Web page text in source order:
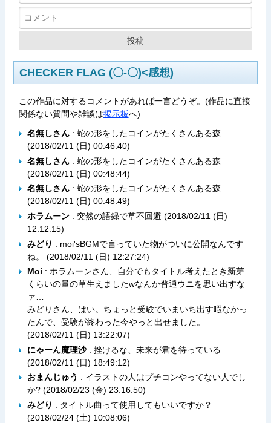
CHECKER FLAG (〇-〇)<感想)
この作品に対するコメントがあれば一言どうぞ。(作品に直接
関係ない質問や雑談は掲示板へ)
名無しさん: 蛇の形をしたコインがたくさんある森
(2018/02/11 (日) 00:46:40)
名無しさん: 蛇の形をしたコインがたくさんある森
(2018/02/11 (日) 00:48:44)
名無しさん: 蛇の形をしたコインがたくさんある森
(2018/02/11 (日) 00:48:49)
ホラムーン: 突然の語録で草不回避 (2018/02/11 (日)
12:12:15)
みどり : moi'sBGMで言っていた物がついに公開なんです
ね。 (2018/02/11 (日) 12:27:24)
Moi : ホラムーンさん、自分でもタイトル考えたとき新芽
くらいの量の草生えましたwなんか普通ウニを思い出すな
ァ…
みどりさん、はい。ちょっと受験でいまいち出す暇なかっ
たんで、受験が終わった今やっと出せました。
(2018/02/11 (日) 13:22:07)
にゃーん魔理沙: 挫けるな、未来が君を待っている
(2018/02/11 (日) 18:49:12)
おまんじゅう : イラストの人はプチコンやってない人でし
か? (2018/02/23 (金) 23:16:50)
みどり : タイトル曲って使用してもいいですか？
(2018/02/24 (土) 10:08:06)